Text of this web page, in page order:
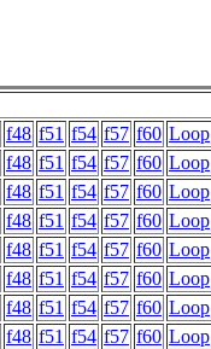
f48 f51 f54 f57 f60 Loop
f48 f51 f54 f57 f60 Loop
f48 f51 f54 f57 f60 Loop
f48 f51 f54 f57 f60 Loop
f48 f51 f54 f57 f60 Loop
f48 f51 f54 f57 f60 Loop
f48 f51 f54 f57 f60 Loop
f48 f51 f54 f57 f60 Loop